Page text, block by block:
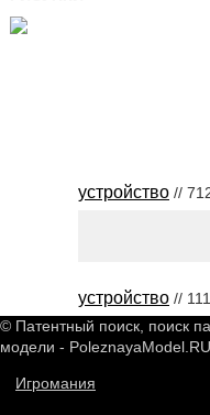
устройство //
устройство //
© Патентный поиск, поиск
модели -
Игромания